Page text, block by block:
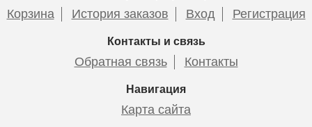
Корзина История заказов Вход Регистрация
Контакты и связь
Обратная связь Контакты
Навигация
Карта сайта